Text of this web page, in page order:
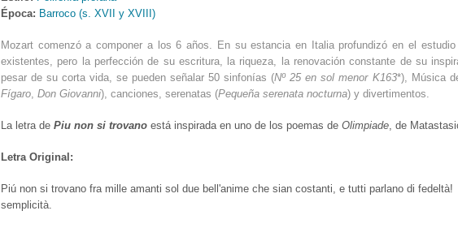
Época: Barroco (s. XVII y XVIII)
Mozart comenzó a componer a los 6 años. En su estancia en Italia profundizó en el
existentes, pero la perfección de su escritura, la riqueza, la renovación constante de su
pesar de su corta vida, se pueden señalar 50 sinfonías (Nº 25 en sol menor K163*), Música
Fígaro Don Giovanni), canciones, serenatas (Pequeña serenata nocturna) y divertimentos.
La letra de Piu non si trovano está inspirada en uno de los poemas de Olimpiade, de
Letra Original:
Piú non si trovano fra mille amanti sol due bell'anime che sian costanti, e tutti parlano di
semplicità.